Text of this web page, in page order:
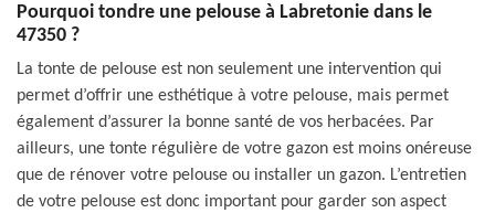
Pourquoi tondre une pelouse à Labretonie dans le
47350 ?
La tonte de pelouse est non seulement une intervention qui
permet d’offrir une esthétique à votre pelouse, mais permet
également d’assurer la bonne santé de vos herbacées. Par
ailleurs, une tonte régulière de votre gazon est moins onéreuse
que de rénover votre pelouse ou installer un gazon. L’entretien
de votre pelouse est donc important pour garder son aspect